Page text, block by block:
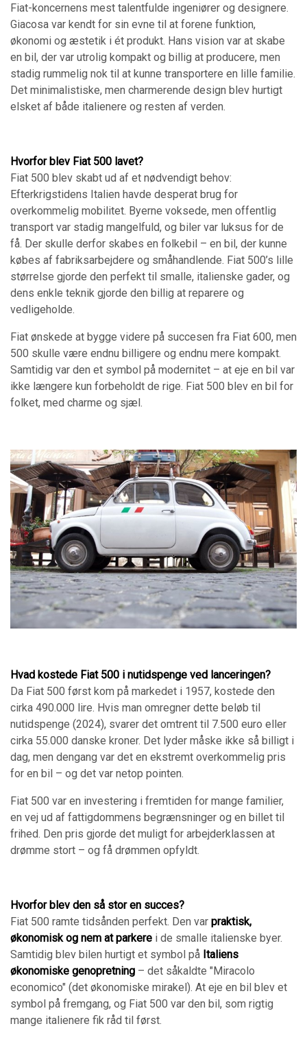
Fiat-koncernens mest talentfulde ingeniører og designere.
Giacosa var kendt for sin evne til at forene funktion,
økonomi og æstetik i ét produkt. Hans vision var at skabe
en bil, der var utrolig kompakt og billig at producere, men
stadig rummelig nok til at kunne transportere en lille familie.
Det minimalistiske, men charmerende design blev hurtigt
elsket af både italienere og resten af verden.
Hvorfor blev Fiat 500 lavet?
Fiat 500 blev skabt ud af et nødvendigt behov:
Efterkrigstidens Italien havde desperat brug for
overkommelig mobilitet. Byerne voksede, men offentlig
transport var stadig mangelfuld, og biler var luksus for de
få. Der skulle derfor skabes en folkebil – en bil, der kunne
købes af fabriksarbejdere og småhandlende. Fiat 500’s lille
størrelse gjorde den perfekt til smalle, italienske gader, og
dens enkle teknik gjorde den billig at reparere og
vedligeholde.
Fiat ønskede at bygge videre på succesen fra Fiat 600, men
500 skulle være endnu billigere og endnu mere kompakt.
Samtidig var den et symbol på modernitet – at eje en bil var
ikke længere kun forbeholdt de rige. Fiat 500 blev en bil for
folket, med charme og sjæl.
Hvad kostede Fiat 500 i nutidspenge ved lanceringen?
Da Fiat 500 først kom på markedet i 1957, kostede den
cirka 490.000 lire. Hvis man omregner dette beløb til
nutidspenge (2024), svarer det omtrent til 7.500 euro eller
cirka 55.000 danske kroner. Det lyder måske ikke så billigt i
dag, men dengang var det en ekstremt overkommelig pris
for en bil – og det var netop pointen.
Fiat 500 var en investering i fremtiden for mange familier,
en vej ud af fattigdommens begrænsninger og en billet til
frihed. Den pris gjorde det muligt for arbejderklassen at
drømme stort – og få drømmen opfyldt.
Hvorfor blev den så stor en succes?
Fiat 500 ramte tidsånden perfekt. Den var praktisk,
økonomisk og nem at parkere i de smalle italienske byer.
Samtidig blev bilen hurtigt et symbol på Italiens
økonomiske genopretning – det såkaldte "Miracolo
economico" (det økonomiske mirakel). At eje en bil blev et
symbol på fremgang, og Fiat 500 var den bil, som rigtig
mange italienere fik råd til først.